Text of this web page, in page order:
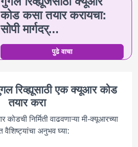
कोड कसा तयार करायचा:
सोपी मार्गदर्...
पुढे वाचा
रिव्ह्यूसाठी एक क्यूआर कोड
तयार करा
निर्मिती वाढवणाऱ्या मी-क्यूआरच्या
वैशिष्ट्यांचा अनुभव घ्या: